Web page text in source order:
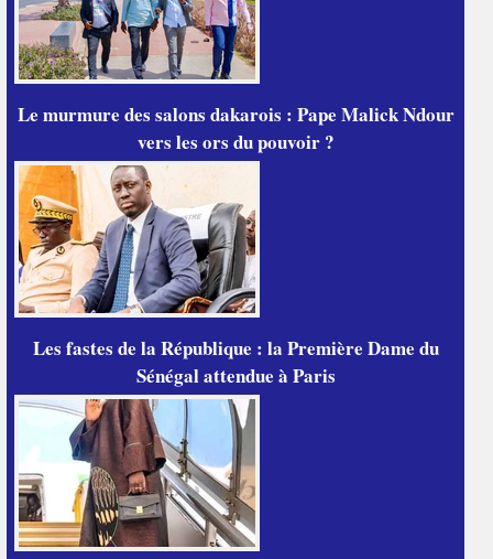
Le murmure des salons dakarois : Pape Malick Ndour
vers les ors du pouvoir ?
Les fastes de la République : la Première Dame du
Sénégal attendue à Paris